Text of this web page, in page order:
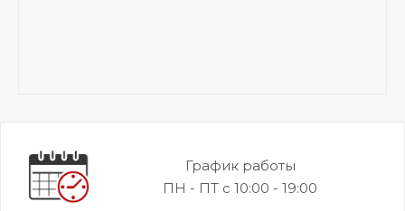
График работы
ПН - ПТ с 10:00 - 19:00